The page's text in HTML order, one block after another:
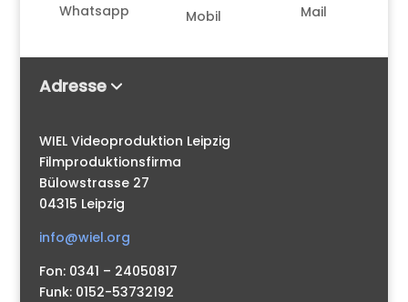
Whatsapp Mobil Mail
Adresse
WIEL Videoproduktion Leipzig
Filmproduktionsfirma
Bülowstrasse 27
04315 Leipzig
info@wiel.org
Fon: 0341 – 24050817
Funk: 0152-53732192